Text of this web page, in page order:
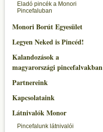
Eladó pincék a Monori
Pincefaluban
Monori Borút Egyesület
Legyen Neked is Pincéd!
Kalandozások a
magyarországi pincefalvakban
Partnereink
Kapcsolataink
Látnivalók Monor
Pincefalunk látnivalói